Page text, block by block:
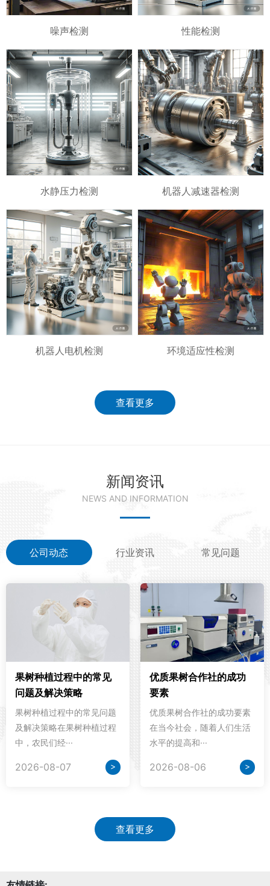
噪声检测 性能检测
水静压力检测 机器人减速器检测
机器人电机检测 环境适应性检测
查看更多
新闻资讯
NEWS AND INFORMATION
公司动态 行业资讯 常见问题
果树种植过程中的常见
问题及解决策略
果树种植过程中的常见问题
及解决策略在果树种植过程
中，农民们经···
2026-08-07 >
优质果树合作社的成功
要素
优质果树合作社的成功要素
在当今社会，随着人们生活
水平的提高和···
2026-08-06 >
查看更多